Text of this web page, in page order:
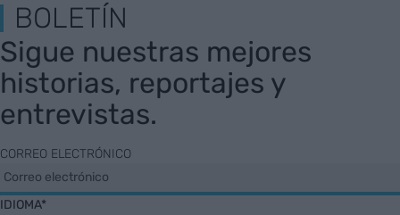
BOLETÍN
Sigue nuestras mejores
historias, reportajes y
entrevistas.
CORREO ELECTRÓNICO
IDIOMA*